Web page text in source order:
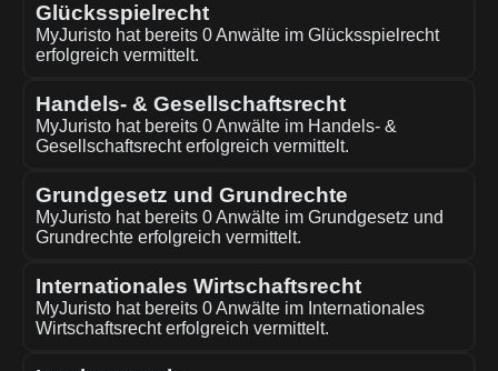
Glücksspielrecht
MyJuristo hat bereits 0 Anwälte im Glücksspielrecht
erfolgreich vermittelt.
Handels- & Gesellschaftsrecht
MyJuristo hat bereits 0 Anwälte im Handels- &
Gesellschaftsrecht erfolgreich vermittelt.
Grundgesetz und Grundrechte
MyJuristo hat bereits 0 Anwälte im Grundgesetz und
Grundrechte erfolgreich vermittelt.
Internationales Wirtschaftsrecht
MyJuristo hat bereits 0 Anwälte im Internationales
Wirtschaftsrecht erfolgreich vermittelt.